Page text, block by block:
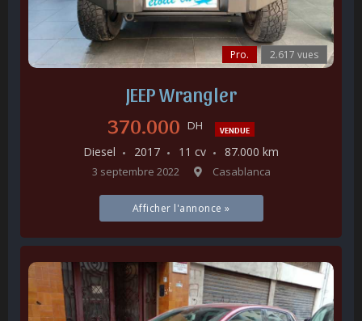
Pro. 2.617 vues
JEEP Wrangler
370.000 DH VENDUE
Diesel 2017 11 cv 87.000 km
3 septembre 2022 Casablanca
Afficher l'annonce »